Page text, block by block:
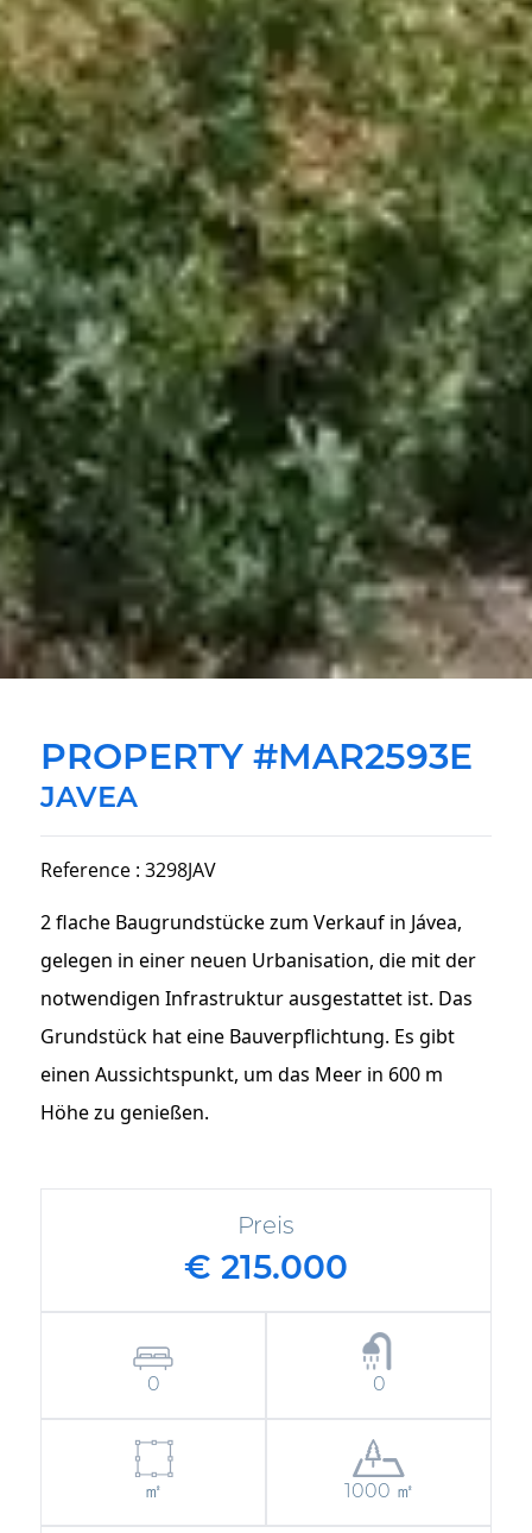
PROPERTY #MAR2593E
JAVEA
Reference : 3298JAV
2 flache Baugrundstücke zum Verkauf in Jávea,
gelegen in einer neuen Urbanisation, die mit der
notwendigen Infrastruktur ausgestattet ist. Das
Grundstück hat eine Bauverpflichtung. Es gibt
einen Aussichtspunkt, um das Meer in 600 m
Höhe zu genießen.
Preis
€ 215.000
0 0
㎡ 1000 ㎡